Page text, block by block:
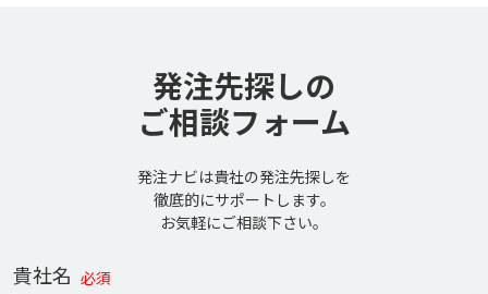
発注先探しの
ご相談フォーム
発注ナビは貴社の発注先探しを
徹底的にサポートします。
お気軽にご相談下さい。
貴社名 必須